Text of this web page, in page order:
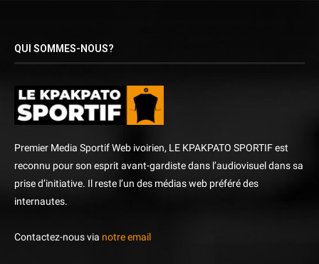
QUI SOMMES-NOUS?
Premier Media Sportif Web ivoirien, LE KPAKPATO SPORTIF est
reconnu pour son esprit avant-gardiste dans l’audiovisuel dans sa
prise d’initiative. Il reste l’un des médias web préféré des
internautes.
Contactez-nous via notre email